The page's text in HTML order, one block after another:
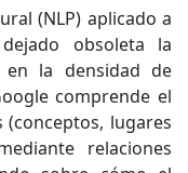
(NLP) aplicado a
obsoleta la
en la densidad de
comprende el
lugares
relaciones